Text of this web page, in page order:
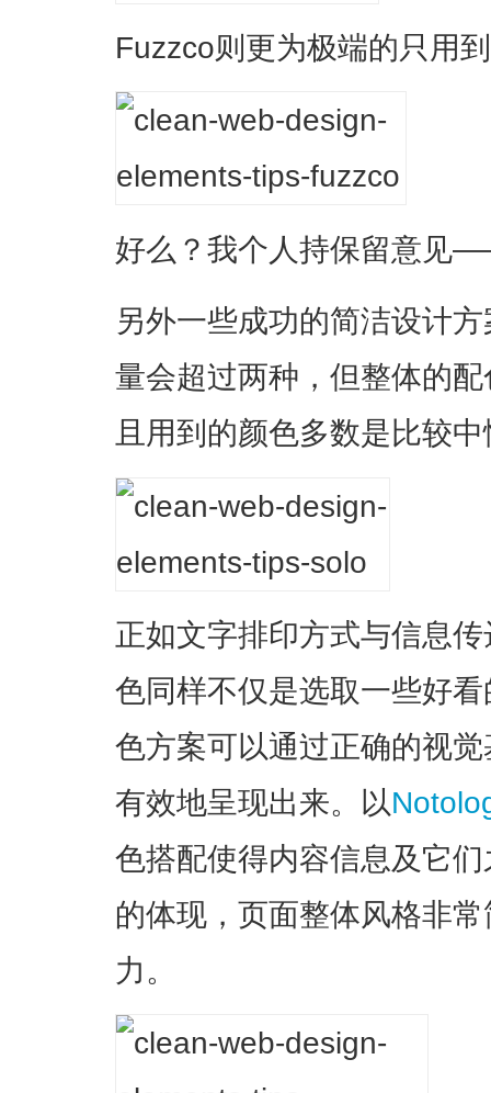
Fuzzco则更为极端的只用
好么？我个人持保留意见
另外一些成功的简洁设计
量会超过两种，但整体的
且用到的颜色多数是比较
正如文字排印方式与信息
色同样不仅是选取一些好
色方案可以通过正确的视
有效地呈现出来。以
色搭配使得内容信息及它
的体现，页面整体风格非
力。